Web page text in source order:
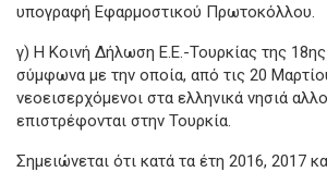
υπογραφή Εφαρμοστικού Πρωτοκόλλου.
γ) Η Κοινή Δήλωση Ε.Ε.-Τουρκίας της
σύμφωνα με την οποία, από τις 20
νεοεισερχόμενοι στα ελληνικά νησιά
επιστρέφονται στην Τουρκία.
Σημειώνεται ότι κατά τα έτη 2016, 2017